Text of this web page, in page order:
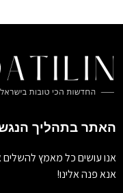
האתר בתהליך
אנו עושים כל מאמץ
אנא פנה אלינו!